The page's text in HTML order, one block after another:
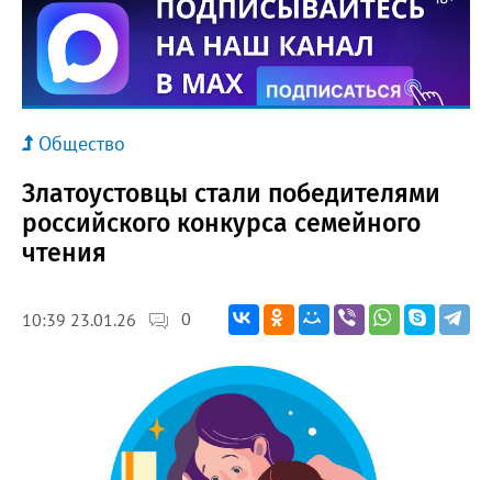
Общество
Златоустовцы стали победителями
российского конкурса семейного
чтения
10:39 23.01.26 0